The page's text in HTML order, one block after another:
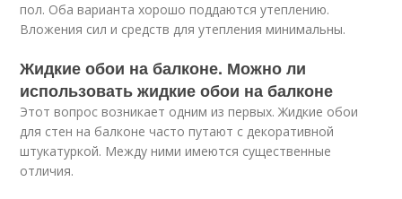
пол. Оба варианта хорошо поддаются утеплению.
Вложения сил и средств для утепления минимальны.
Жидкие обои на балконе. Можно ли
использовать жидкие обои на балконе
Этот вопрос возникает одним из первых. Жидкие обои
для стен на балконе часто путают с декоративной
штукатуркой. Между ними имеются существенные
отличия.